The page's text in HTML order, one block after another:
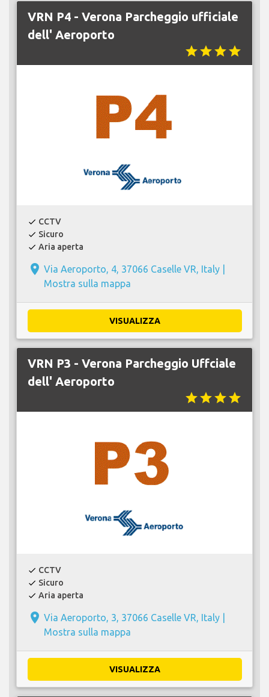
VRN P4 - Verona Parcheggio ufficiale
dell' Aeroporto
starstarstarstar
check CCTV
check Sicuro
check Aria aperta
place Via Aeroporto, 4, 37066 Caselle VR, Italy |
Mostra sulla mappa
VISUALIZZA
VRN P3 - Verona Parcheggio Uffciale
dell' Aeroporto
starstarstarstar
check CCTV
check Sicuro
check Aria aperta
place Via Aeroporto, 3, 37066 Caselle VR, Italy |
Mostra sulla mappa
VISUALIZZA